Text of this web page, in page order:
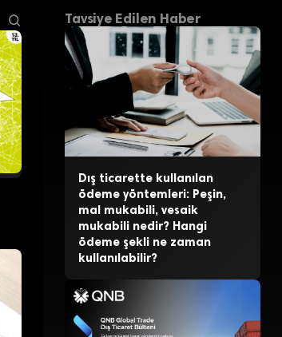
Tavsiye Edilen Haber
Dış ticarette kullanılan
ödeme yöntemleri: Peşin,
mal mukabili, vesaik
mukabili nedir? Hangi
ödeme şekli ne zaman
kullanılabilir?